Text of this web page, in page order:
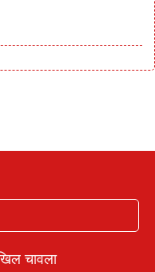
चावला